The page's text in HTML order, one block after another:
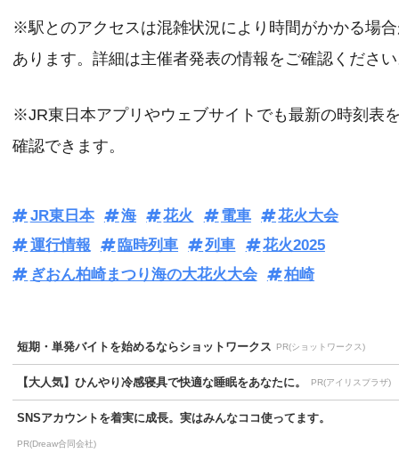
※駅とのアクセスは混雑状況により時間がかかる場
あります。詳細は主催者発表の情報をご確認くださ
※JR東日本アプリやウェブサイトでも最新の時刻表
確認できます。
JR東日本 海 花火 電車
花火大会
運行情報
臨時列車 列車
花火2025
ぎおん柏崎まつり海の大花火大会
柏崎
短期・単発バイトを始めるならショットワークス PR(ショットワークス)
【大人気】ひんやり冷感寝具で快適な睡眠をあなたに。 PR(アイリスプラザ)
SNSアカウントを着実に成長。実はみんなココ使ってます。
PR(Dreaw合同会社)